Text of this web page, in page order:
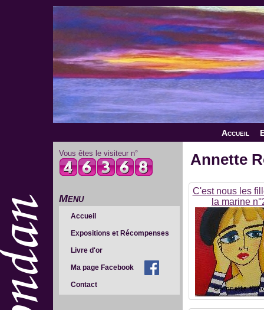
Accueil
Vous êtes le visiteur n°
Menu
Accueil
Expositions et Récompenses
Livre d'or
Ma page Facebook
Contact
Annette
C'est nous les
la marine